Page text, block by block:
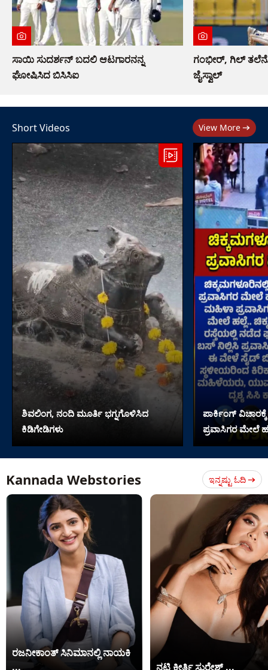
ಸಾಯಿ ಸುದರ್ಶನ್ ಬದಲಿ ಆಟಗಾರನನ್ನ
ಘೋಷಿಸಿದ ಬಿಸಿಸಿಐ
ಗಂಭೀರ್, ಗಿಲ್
ಜೈಸ್ವಾಲ್
Short Videos View More
ಶಿವಲಿಂಗ, ನಂದಿ ಮೂರ್ತಿ ಭಗ್ನಗೊಳಿಸಿದ
ಕಿಡಿಗೇಡಿಗಳು
ಪಾರ್ಕಿಂಗ್
ಪ್ರವಾಸಿಗರ ಮೇಲೆ
Kannada Webstories ಇನ್ನಷ್ಟು ಓದಿ
ರಜನೀಕಾಂತ್ ಸಿನಿಮಾನಲ್ಲಿ ನಾಯಕಿ
...
ನಟಿ ಕೀರ್ತಿ ಸುರೇಶ್ ...